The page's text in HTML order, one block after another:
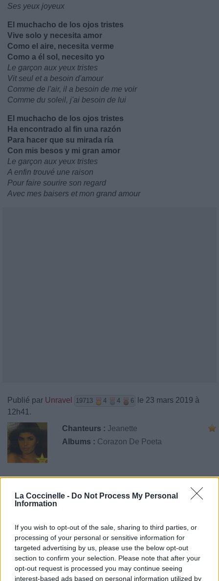
La Coccinelle - Do Not Process My Personal
Information
If you wish to opt-out of the sale, sharing to third parties, or
processing of your personal or sensitive information for
targeted advertising by us, please use the below opt-out
section to confirm your selection. Please note that after your
opt-out request is processed you may continue seeing
interest-based ads based on personal information utilized by
Ses yeux joyeux
El muchacho de los ojos tristes
Vive solo y necesita amor
Como el aire, necesita verme
Como a él sol, necesito yo
Le garçon aux yeux tristes
Vit seul et a besoin d'amour
Comme de l'air, il a besoin de me voir
Comme du soleil, j'ai besoin de lui
El muchacho de los ojos tristes
Ha encontrado al fin una razón
Para hacer que su mirada ría
Con mis besos y mi gran amor
Le garçon aux yeux tristes
A enfin trouvé une raison
Pour faire sourire son regard
Avec mes baisers et mon grand amour
Publié par Unravel 19713 4 4 6
le 23 mars 2019 à
12h41.
Chanteurs : Jeanette
Albums : Corazon De Poeta
⇑
Paroles + Traduction Téléchargement
Vidéos
Commentaires
Pour prolonger le plaisir musical :
Vous aimez chanter, apprenez la guitare chez